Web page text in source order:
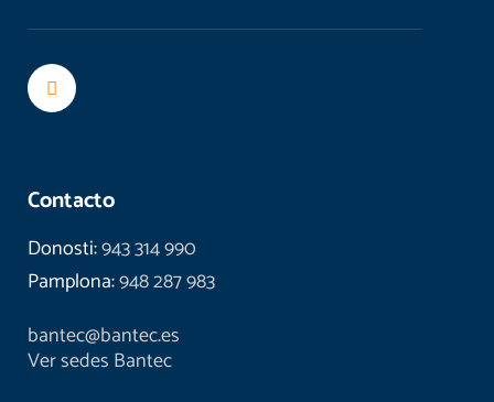
Contacto
Donosti:943 314 990
Pamplona:948 287 983
bantec@bantec.es
Ver sedes Bantec